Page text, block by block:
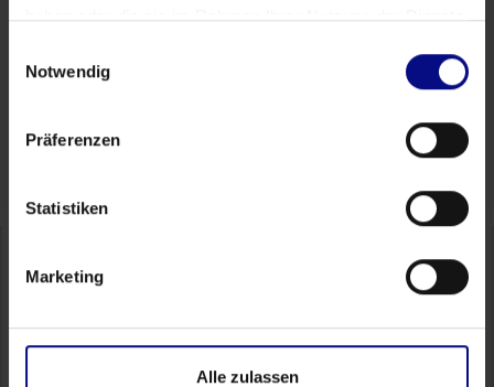
haben oder die sie im Rahmen Ihrer Nutzung der Dienste
Notwendig
Präferenzen
Statistiken
Marketing
Alle zulassen
Follow Us
Contact